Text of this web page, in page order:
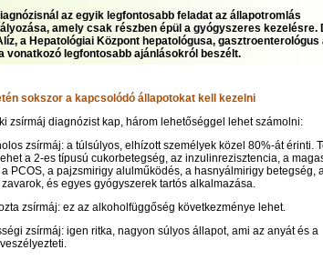
az egyik legfontosabb feladat az állapotromlás
amely csak részben épül a gyógyszeres kezelésre.
a Hepatológiai Központ hepatológusa, gasztroenterológus
vonatkozó legfontosabb ajánlásokról beszélt.
sokszor a kapcsolódó állapotokat kell kezelni
zsírmáj diagnózist kap, három lehetőséggel lehet számolni:
zsírmáj: a túlsúlyos, elhízott személyek közel 80%-át érinti.
a 2-es típusú cukorbetegség, az inzulinrezisztencia, a
PCOS, a pajzsmirigy alulműködés, a hasnyálmirigy betegség,
és egyes gyógyszerek tartós alkalmazása.
zsírmáj: ez az alkoholfüggőség következménye lehet.
zsírmáj: igen ritka, nagyon súlyos állapot, ami az anyát és a